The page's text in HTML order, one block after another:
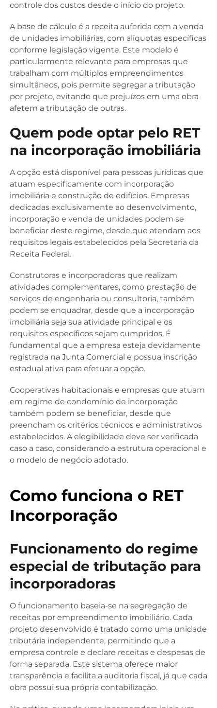
controle dos custos desde o início do projeto.
A base de cálculo é a receita auferida com a venda
de unidades imobiliárias, com alíquotas específicas
conforme legislação vigente. Este modelo é
particularmente relevante para empresas que
trabalham com múltiplos empreendimentos
simultâneos, pois permite segregar a tributação
por projeto, evitando que prejuízos em uma obra
afetem a tributação de outras.
Quem pode optar pelo RET
na incorporação imobiliária
A opção está disponível para pessoas jurídicas que
atuam especificamente com incorporação
imobiliária e construção de edifícios. Empresas
dedicadas exclusivamente ao desenvolvimento,
incorporação e venda de unidades podem se
beneficiar deste regime, desde que atendam aos
requisitos legais estabelecidos pela Secretaria da
Receita Federal.
Construtoras e incorporadoras que realizam
atividades complementares, como prestação de
serviços de engenharia ou consultoria, também
podem se enquadrar, desde que a incorporação
imobiliária seja sua atividade principal e os
requisitos específicos sejam cumpridos. É
fundamental que a empresa esteja devidamente
registrada na Junta Comercial e possua inscrição
estadual ativa para efetuar a opção.
Cooperativas habitacionais e empresas que atuam
em regime de condomínio de incorporação
também podem se beneficiar, desde que
preencham os critérios técnicos e administrativos
estabelecidos. A elegibilidade deve ser verificada
caso a caso, considerando a estrutura operacional e
o modelo de negócio adotado.
Como funciona o RET
Incorporação
Funcionamento do regime
especial de tributação para
incorporadoras
O funcionamento baseia-se na segregação de
receitas por empreendimento imobiliário. Cada
projeto desenvolvido é tratado como uma unidade
tributária independente, permitindo que a
empresa controle e declare receitas e despesas de
forma separada. Este sistema oferece maior
transparência e facilita a auditoria fiscal, já que cada
obra possui sua própria contabilização.